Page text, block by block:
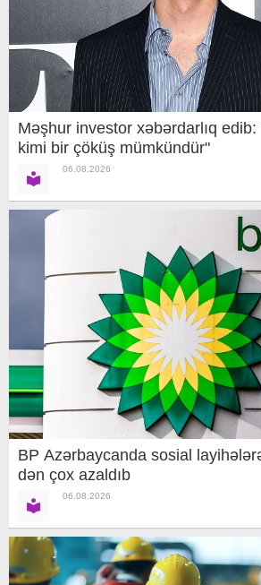
Məşhur investor xəbərdarlıq
kimi bir çöküş mümkündür"
06.08.2026
BP Azərbaycanda sosial
dən çox azaldıb
06.08.2026